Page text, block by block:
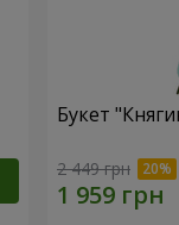
Букет
2 449 грн